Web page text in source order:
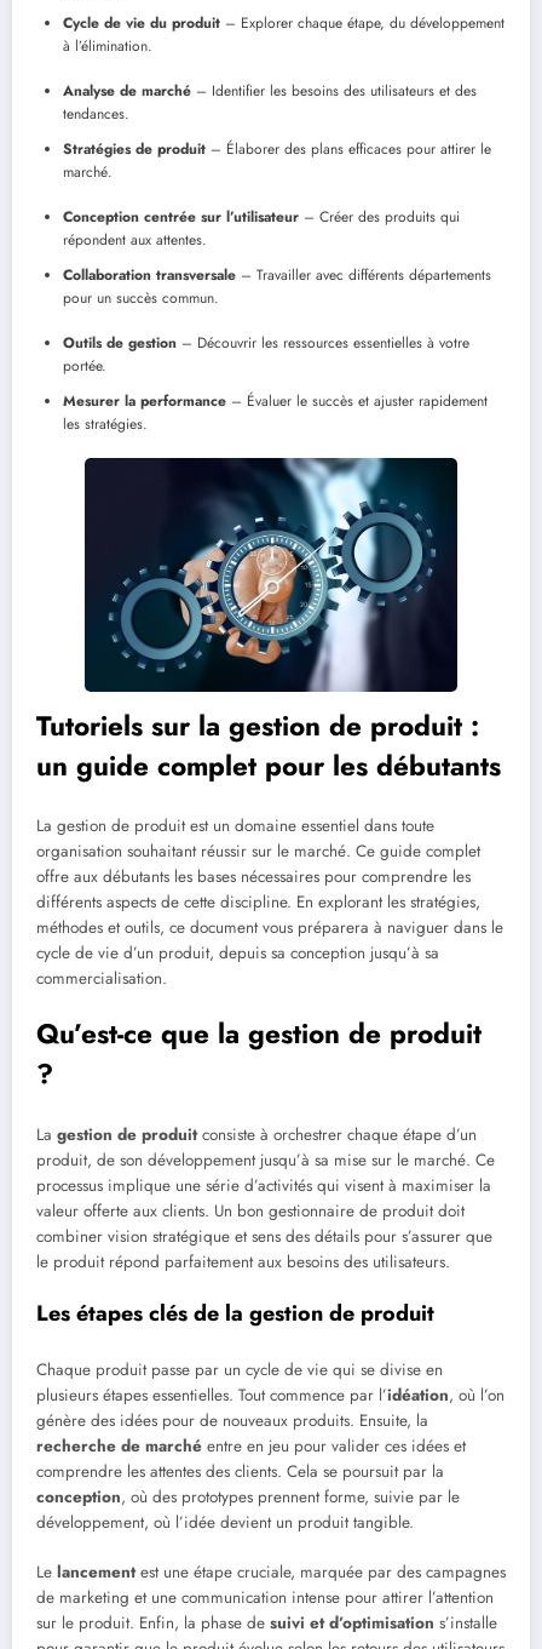
Cycle de vie du produit – Explorer chaque étape, du développement
à l’élimination.
Analyse de marché – Identifier les besoins des utilisateurs et des
tendances.
Stratégies de produit – Élaborer des plans efficaces pour attirer le
marché.
Conception centrée sur l’utilisateur – Créer des produits qui
répondent aux attentes.
Collaboration transversale – Travailler avec différents départements
pour un succès commun.
Outils de gestion – Découvrir les ressources essentielles à votre
portée.
Mesurer la performance – Évaluer le succès et ajuster rapidement
les stratégies.
Tutoriels sur la gestion de produit :
un guide complet pour les débutants
La gestion de produit est un domaine essentiel dans toute
organisation souhaitant réussir sur le marché. Ce guide complet
offre aux débutants les bases nécessaires pour comprendre les
différents aspects de cette discipline. En explorant les stratégies,
méthodes et outils, ce document vous préparera à naviguer dans le
cycle de vie d’un produit, depuis sa conception jusqu’à sa
commercialisation.
Qu’est-ce que la gestion de produit
?
La gestion de produitconsiste à orchestrer chaque étape d’un
produit, de son développement jusqu’à sa mise sur le marché. Ce
processus implique une série d’activités qui visent à maximiser la
valeur offerte aux clients. Un bon gestionnaire de produit doit
combiner vision stratégique et sens des détails pour s’assurer que
le produit répond parfaitement aux besoins des utilisateurs.
Les étapes clés de la gestion de produit
Chaque produit passe par un cycle de vie qui se divise en
plusieurs étapes essentielles. Tout commence par l’idéation, où l’on
génère des idées pour de nouveaux produits. Ensuite, la
recherche de marché entre en jeu pour valider ces idées et
comprendre les attentes des clients. Cela se poursuit par la
conception, où des prototypes prennent forme, suivie par le
développement, où l’idée devient un produit tangible.
Le lancementest une étape cruciale, marquée par des campagnes
de marketing et une communication intense pour attirer l’attention
sur le produit. Enfin, la phase de suivi et d’optimisation s’installe